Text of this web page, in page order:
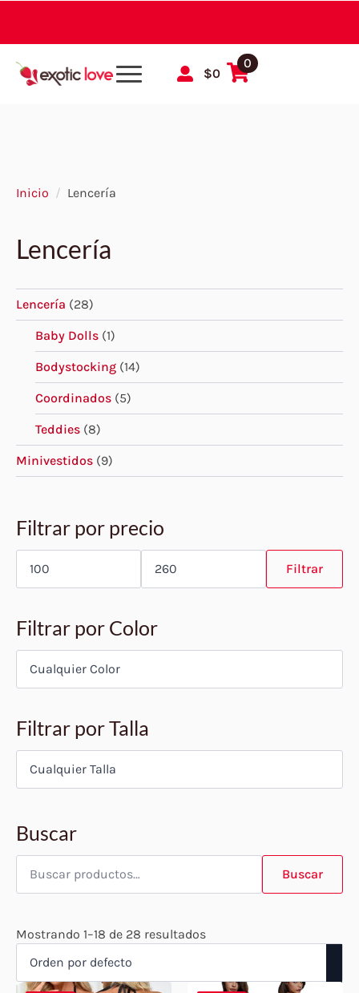
$0
0
Inicio Lencería
Lencería
Lencería (28)
Baby Dolls (1)
Bodystocking (14)
Coordinados (5)
Teddies (8)
Minivestidos (9)
Filtrar por precio
Precio
mínimo
Precio
máximo
Filtrar
Filtrar por Color
Filtrar por Talla
Buscar
Buscar
por:
Buscar
Mostrando 1–18 de 28 resultados